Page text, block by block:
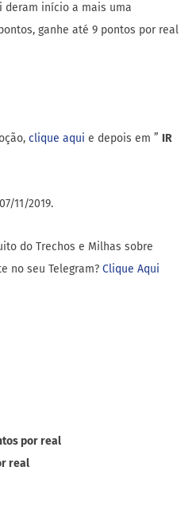
deram início a mais uma
ganhe até 9 pontos por real
clique aqui e depois em ” IR
11/2019.
do Trechos e Milhas sobre
no seu Telegram? Clique Aqui
por real
real